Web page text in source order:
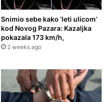
Snimio sebe kako ‘leti ulicom’
kod Novog Pazara: Kazaljka
pokazala 173 km/h,
2 weeks ago